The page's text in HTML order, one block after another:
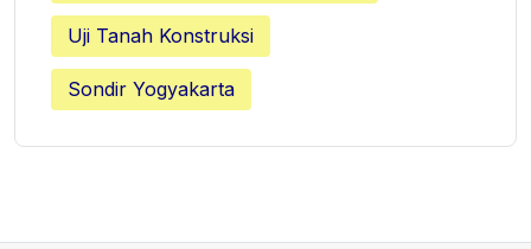
Uji Tanah Konstruksi
Sondir Yogyakarta